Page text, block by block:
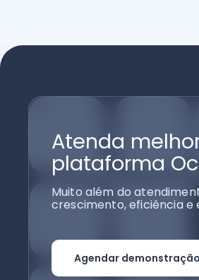
Atenda
plataforma
Muito além do
crescimento, eficiência e
Agendar demonstração